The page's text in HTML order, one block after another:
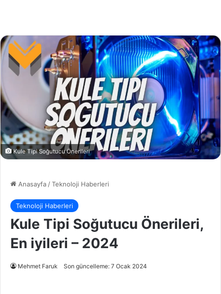
Kule Tipi Soğutucu Önerileri
Anasayfa /Teknoloji Haberleri
Teknoloji Haberleri
Kule Tipi Soğutucu Önerileri,
En iyileri – 2024
Mehmet Faruk Son güncelleme: 7 Ocak 2024